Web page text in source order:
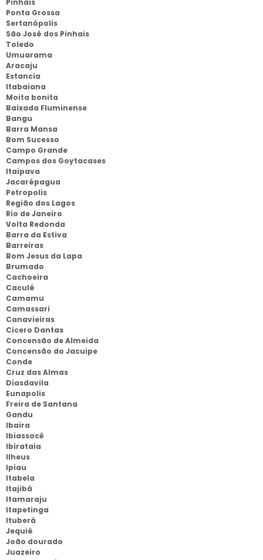
Pinhais
Ponta Grossa
Sertanópolis
São José dos Pinhais
Toledo
Umuarama
Aracaju
Estancia
Itabaiana
Moita bonita
Baixada Fluminense
Bangu
Barra Mansa
Bom Sucesso
Campo Grande
Campos dos Goytacases
Itaipava
Jacarépagua
Petropolis
Região dos Lagos
Rio de Janeiro
Volta Redonda
Barra da Estiva
Barreiras
Bom Jesus da Lapa
Brumado
Cachoeira
Caculé
Camamu
Camassari
Canavieiras
Cicero Dantas
Concensão de Almeida
Concensão do Jacuipe
Conde
Cruz das Almas
Diasdavila
Eunapolis
Freira de Santana
Gandu
Ibaira
Ibiassocê
Ibirataia
Ilheus
Ipiau
Itabela
Itajibá
Itamaraju
Itapetinga
Ituberá
Jequié
João dourado
Juazeiro